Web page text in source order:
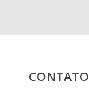
CONTATO